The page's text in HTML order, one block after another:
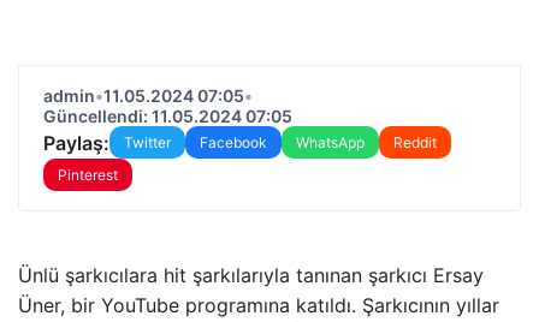
admin•11.05.2024 07:05•
Güncellendi: 11.05.2024 07:05
Paylaş: Twitter Facebook WhatsApp
Reddit
Pinterest
Ünlü şarkıcılara hit şarkılarıyla tanınan şarkıcı Ersay
Üner, bir YouTube programına katıldı. Şarkıcının yıllar